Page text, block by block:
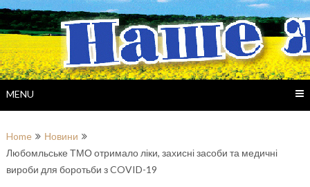
Skip
to
content
MENU
Home
Новини
Любомльське ТМО отримало ліки, захисні засоби та медичні
вироби для боротьби з COVID-19